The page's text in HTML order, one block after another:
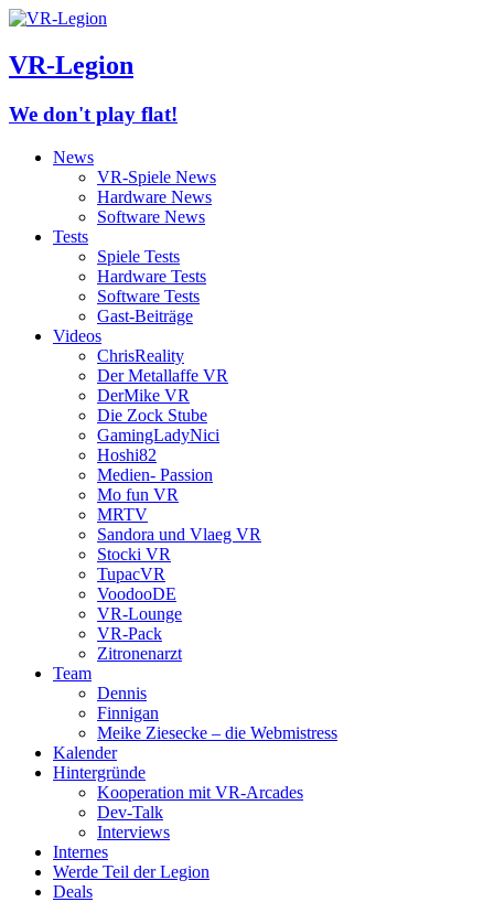
VR-Legion
We don't play flat!
News
VR-Spiele News
Hardware News
Software News
Tests
Spiele Tests
Hardware Tests
Software Tests
Gast-Beiträge
Videos
ChrisReality
Der Metallaffe VR
DerMike VR
Die Zock Stube
GamingLadyNici
Hoshi82
Medien- Passion
Mo fun VR
MRTV
Sandora und Vlaeg VR
Stocki VR
TupacVR
VoodooDE
VR-Lounge
VR-Pack
Zitronenarzt
Team
Dennis
Finnigan
Meike Ziesecke – die Webmistress
Kalender
Hintergründe
Kooperation mit VR-Arcades
Dev-Talk
Interviews
Internes
Werde Teil der Legion
Deals